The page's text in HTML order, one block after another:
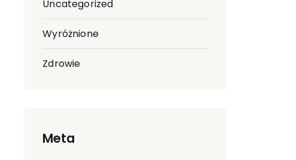
Uncategorized
Wyróżnione
Zdrowie
Meta